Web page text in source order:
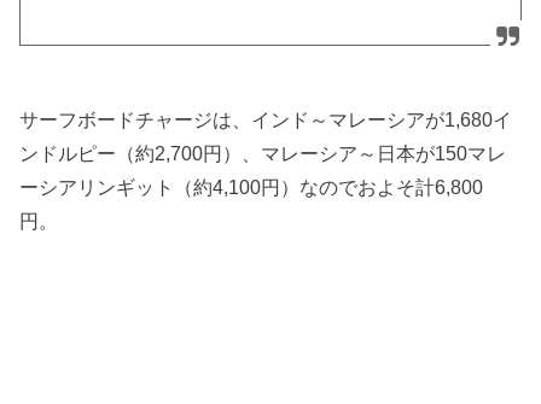
サーフボードチャージは、インド～マレーシアが1,680イ
ンドルピー（約2,700円）、マレーシア～日本が150マレ
ーシアリンギット（約4,100円）なのでおよそ計6,800
円。